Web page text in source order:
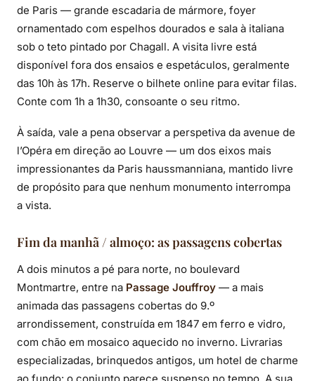
de Paris — grande escadaria de mármore, foyer
ornamentado com espelhos dourados e sala à italiana
sob o teto pintado por Chagall. A visita livre está
disponível fora dos ensaios e espetáculos, geralmente
das 10h às 17h. Reserve o bilhete online para evitar filas.
Conte com 1h a 1h30, consoante o seu ritmo.
À saída, vale a pena observar a perspetiva da avenue de
l’Opéra em direção ao Louvre — um dos eixos mais
impressionantes da Paris haussmanniana, mantido livre
de propósito para que nenhum monumento interrompa
a vista.
Fim da manhã / almoço: as passagens cobertas
A dois minutos a pé para norte, no boulevard
Montmartre, entre na Passage Jouffroy — a mais
animada das passagens cobertas do 9.º
arrondissement, construída em 1847 em ferro e vidro,
com chão em mosaico aquecido no inverno. Livrarias
especializadas, brinquedos antigos, um hotel de charme